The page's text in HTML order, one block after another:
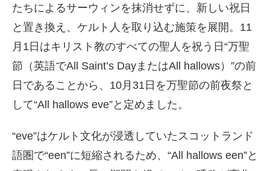
たちによるサーウィンを抹消せずに、新しい祝日
と置き換え、ケルト人を取り込む施策を展開。11
月1日はキリスト教のすべての聖人を祝う日“万聖
節（英語でAll Saint’s DayまたはAll hallows）”の前
日であることから、10月31日を万聖節の前夜祭と
して“All hallows eve”と定めました。
“eve”はケルト文化が浸透していたスコットランド
語圏で“een”に短縮されるため、“All hallows een”と